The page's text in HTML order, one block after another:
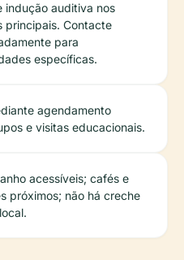
indução auditiva nos
principais. Contacte
para
específicas.
agendamento
e visitas educacionais.
acessíveis; cafés e
próximos; não há creche